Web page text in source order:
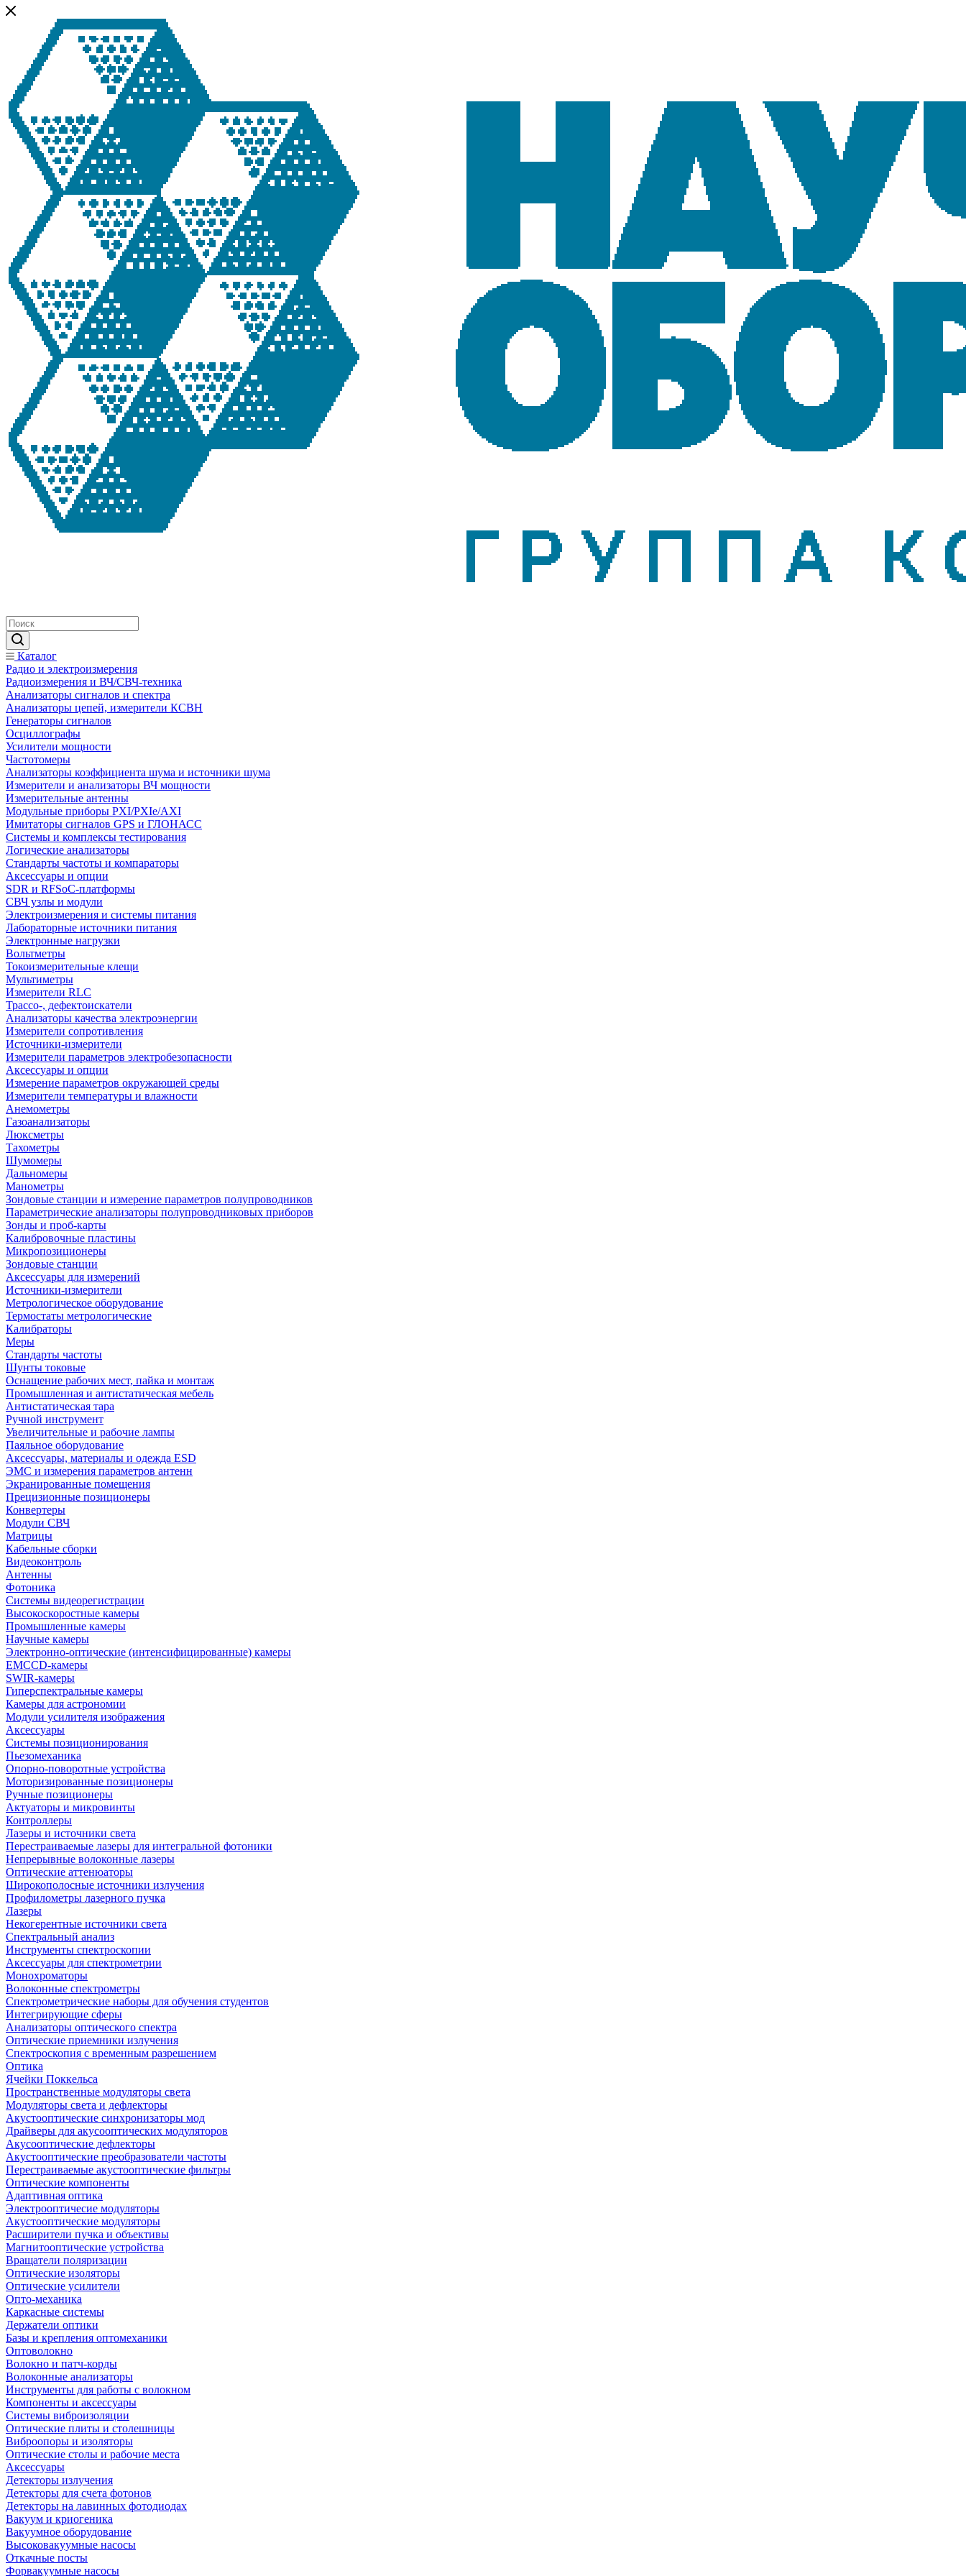
Каталог
Радио и электроизмерения
Радиоизмерения и ВЧ/СВЧ-техника
Анализаторы сигналов и спектра
Анализаторы цепей, измерители КСВН
Генераторы сигналов
Осциллографы
Усилители мощности
Частотомеры
Анализаторы коэффициента шума и источники шума
Измерители и анализаторы ВЧ мощности
Измерительные антенны
Модульные приборы PXI/PXIe/AXI
Имитаторы сигналов GPS и ГЛОНАСС
Системы и комплексы тестирования
Логические анализаторы
Стандарты частоты и компараторы
Аксессуары и опции
SDR и RFSoC‑платформы
СВЧ узлы и модули
Электроизмерения и системы питания
Лабораторные источники питания
Электронные нагрузки
Вольтметры
Токоизмерительные клещи
Мультиметры
Измерители RLC
Трассо-, дефектоискатели
Анализаторы качества электроэнергии
Измерители сопротивления
Источники-измерители
Измерители параметров электробезопасности
Аксессуары и опции
Измерение параметров окружающей среды
Измерители температуры и влажности
Анемометры
Газоанализаторы
Люксметры
Тахометры
Шумомеры
Дальномеры
Манометры
Зондовые станции и измерение параметров полупроводников
Параметрические анализаторы полупроводниковых приборов
Зонды и проб-карты
Калибровочные пластины
Микропозиционеры
Зондовые станции
Аксессуары для измерений
Источники-измерители
Метрологическое оборудование
Термостаты метрологические
Калибраторы
Меры
Стандарты частоты
Шунты токовые
Оснащение рабочих мест, пайка и монтаж
Промышленная и антистатическая мебель
Антистатическая тара
Ручной инструмент
Увеличительные и рабочие лампы
Паяльное оборудование
Аксессуары, материалы и одежда ESD
ЭМС и измерения параметров антенн
Экранированные помещения
Прецизионные позиционеры
Конвертеры
Модули СВЧ
Матрицы
Кабельные сборки
Видеоконтроль
Антенны
Фотоника
Cистемы видеорегистрации
Высокоскоростные камеры
Промышленные камеры
Научные камеры
Электронно-оптические (интенсифицированные) камеры
EMCCD-камеры
SWIR-камеры
Гиперспектральные камеры
Камеры для астрономии
Модули усилителя изображения
Аксессуары
Системы позиционирования
Пьезомеханика
Опорно-поворотные устройства
Моторизированные позиционеры
Ручные позиционеры
Актуаторы и микровинты
Контроллеры
Лазеры и источники света
Перестраиваемые лазеры для интегральной фотоники
Непрерывные волоконные лазеры
Оптические аттенюаторы
Широкополосные источники излучения
Профилометры лазерного пучка
Лазеры
Некогерентные источники света
Спектральный анализ
Инструменты спектроскопии
Аксессуары для спектрометрии
Монохроматоры
Волоконные спектрометры
Спектрометрические наборы для обучения студентов
Интегрирующие сферы
Анализаторы оптического спектра
Оптические приемники излучения
Спектроскопия с временным разрешением
Оптика
Ячейки Поккельса
Пространственные модуляторы света
Модуляторы света и дефлекторы
Акустооптические синхронизаторы мод
Драйверы для акусооптических модуляторов
Акусооптические дефлекторы
Акустооптические преобразователи частоты
Перестраиваемые акустооптические фильтры
Оптические компоненты
Адаптивная оптика
Электрооптичесие модуляторы
Акустооптические модуляторы
Расширители пучка и объективы
Магнитооптические устройства
Вращатели поляризации
Оптические изоляторы
Оптические усилители
Опто-механика
Каркасные системы
Держатели оптики
Базы и крепления оптомеханики
Оптоволокно
Волокно и патч-корды
Волоконные анализаторы
Инструменты для работы с волокном
Компоненты и аксессуары
Системы виброизоляции
Оптические плиты и столешницы
Виброопоры и изоляторы
Оптические столы и рабочие места
Аксессуары
Детекторы излучения
Детекторы для счета фотонов
Детекторы на лавинных фотодиодах
Вакуум и криогеника
Вакуумное оборудование
Высоковакуумные насосы
Откачные посты
Форвакуумные насосы